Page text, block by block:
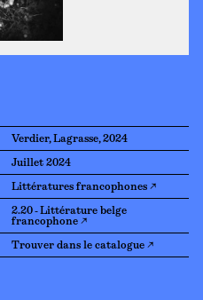
Verdier, Lagrasse, 2024
Juillet 2024
Littératures francophones ↗
2.20 - Littérature belge
francophone ↗
Trouver dans le catalogue ↗